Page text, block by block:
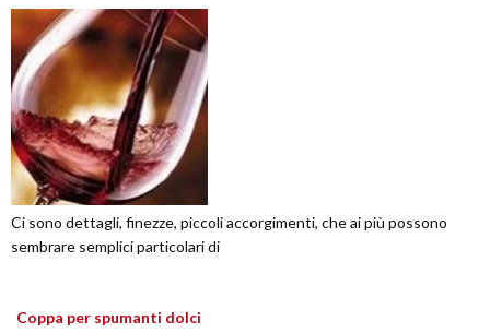
Ci sono dettagli, finezze, piccoli accorgimenti, che ai più possono
sembrare semplici particolari di
Coppa per spumanti dolci